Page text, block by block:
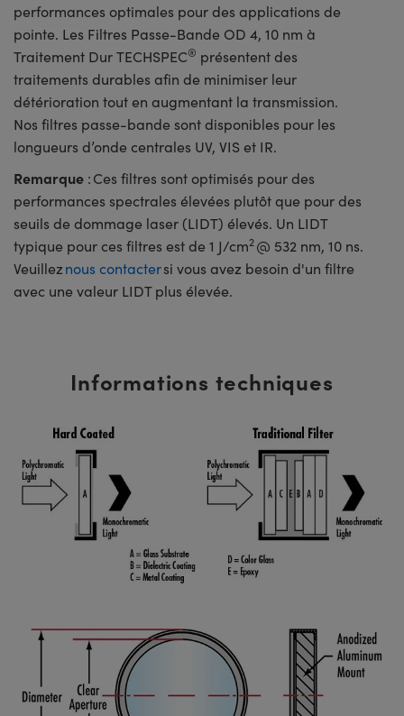
performances optimales pour des applications de
pointe. Les Filtres Passe-Bande OD 4, 10 nm à
Traitement Dur TECHSPEC® présentent des
traitements durables afin de minimiser leur
détérioration tout en augmentant la transmission.
Nos filtres passe-bande sont disponibles pour les
longueurs d’onde centrales UV, VIS et IR.
Remarque : Ces filtres sont optimisés pour des
performances spectrales élevées plutôt que pour des
seuils de dommage laser (LIDT) élevés. Un LIDT
typique pour ces filtres est de 1 J/cm2@ 532 nm, 10 ns.
Veuilleznous contactersi vous avez besoin d'un filtre
avec une valeur LIDT plus élevée.
Informations techniques